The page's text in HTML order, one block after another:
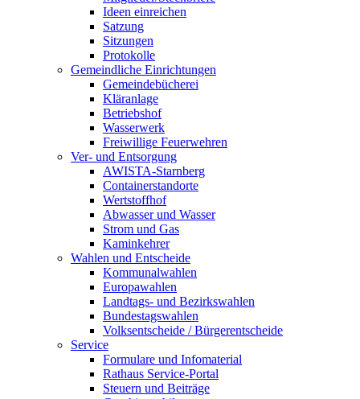
Ideen einreichen
Satzung
Sitzungen
Protokolle
Gemeindliche Einrichtungen
Gemeindebücherei
Kläranlage
Betriebshof
Wasserwerk
Freiwillige Feuerwehren
Ver- und Entsorgung
AWISTA-Starnberg
Containerstandorte
Wertstoffhof
Abwasser und Wasser
Strom und Gas
Kaminkehrer
Wahlen und Entscheide
Kommunalwahlen
Europawahlen
Landtags- und Bezirkswahlen
Bundestagswahlen
Volksentscheide / Bürgerentscheide
Service
Formulare und Infomaterial
Rathaus Service-Portal
Steuern und Beiträge